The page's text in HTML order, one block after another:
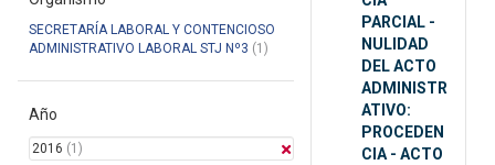
SECRETARÍA LABORAL Y CONTENCIOSO
ADMINISTRATIVO LABORAL STJ Nº3 (1)
Año
2016 (1)
PARCIAL -
NULIDAD
DEL ACTO
ADMINISTR
ATIVO:
PROCEDEN
CIA - ACTO